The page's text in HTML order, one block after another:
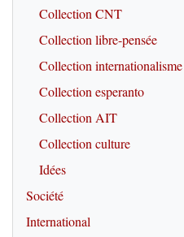
Collection CNT
Collection libre-pensée
Collection internationalisme
Collection esperanto
Collection AIT
Collection culture
Idées
Société
International